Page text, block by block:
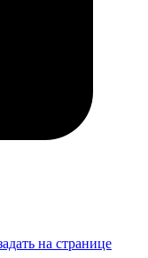
на странице